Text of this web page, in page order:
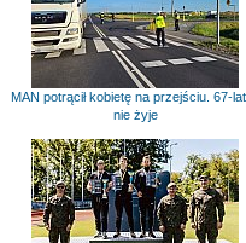
MAN potrącił kobietę na przejściu. 67-
nie żyje